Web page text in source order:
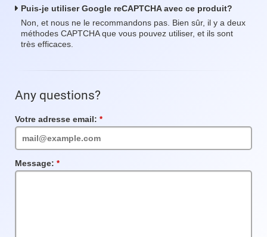
Puis-je utiliser Google reCAPTCHA avec ce produit?
Non, et nous ne le recommandons pas. Bien sûr, il y a deux
méthodes CAPTCHA que vous pouvez utiliser, et ils sont
très efficaces.
Any questions?
Votre adresse email:
requis
Message:
requis